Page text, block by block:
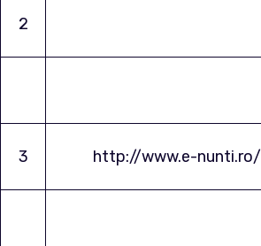
2
3 http://www.e-nunti.ro/